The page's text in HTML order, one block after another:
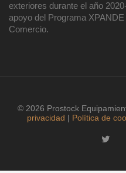
exteriores durante el año
apoyo del Programa
Comercio.
© 2026 Prostock
privacidad | Política de